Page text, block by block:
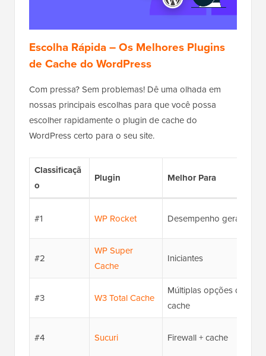
Escolha Rápida – Os Melhores Plugins
de Cache do WordPress
Com pressa? Sem problemas! Dê uma olhada em
nossas principais escolhas para que você possa
escolher rapidamente o plugin de cache do
WordPress certo para o seu site.
Classificaçã
o
Plugin Melhor Para
#1 WP Rocket Desempenho geral
#2
WP Super
Cache
Iniciantes
#3 W3 Total Cache
Múltiplas opções de
cache
#4 Sucuri Firewall + cache